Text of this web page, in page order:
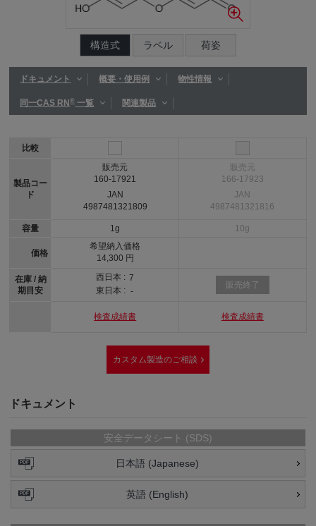
構造式 ラベル 荷姿
ドキュメント 概要・使用例 物性情報
同一CAS RN®一覧 関連製品
比較
製品コー
ド
容量
価格
在庫 / 納
期目安
販売元
160-17921
JAN
4987481321809
1g
希望納入価格
14,300 円
西日本 : 7
東日本 : -
検査成績書
販売元
166-17923
JAN
4987481321816
10g
販売終了
検査成績書
カスタム製造のご相談
ドキュメント
安全データシート (SDS)
日本語 (Japanese)
英語 (English)